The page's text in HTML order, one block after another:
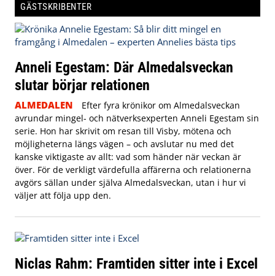
GÄSTSKRIBENTER
Anneli Egestam: Där Almedalsveckan
slutar börjar relationen
ALMEDALEN
Efter fyra krönikor om Almedalsveckan
avrundar mingel- och nätverksexperten Anneli Egestam sin
serie. Hon har skrivit om resan till Visby, mötena och
möjligheterna längs vägen – och avslutar nu med det
kanske viktigaste av allt: vad som händer när veckan är
över. För de verkligt värdefulla affärerna och relationerna
avgörs sällan under själva Almedalsveckan, utan i hur vi
väljer att följa upp den.
Niclas Rahm: Framtiden sitter inte i Excel